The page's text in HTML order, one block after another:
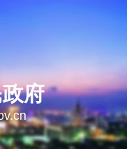
府